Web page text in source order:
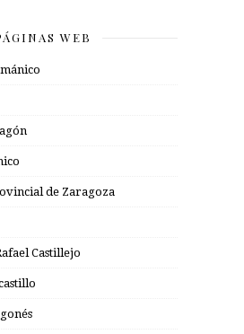
WEB
de Zaragoza
Castillejo